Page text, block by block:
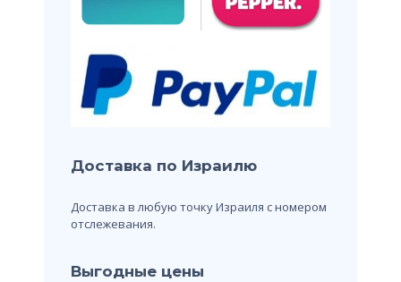
Доставка по Израилю
Доставка в любую точку Израиля с номером
отслежевания.
Выгодные цены